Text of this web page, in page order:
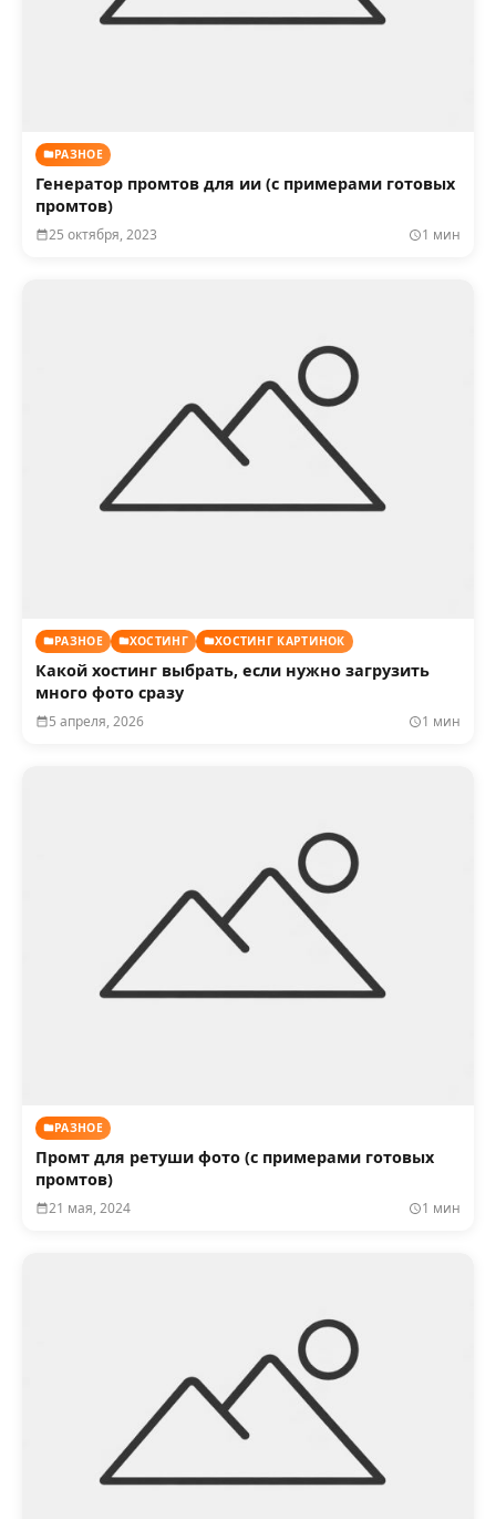
РАЗНОЕ
Генератор промтов для ии (с примерами готовых
промтов)
25 октября, 2023 1 мин
РАЗНОЕ ХОСТИНГ ХОСТИНГ КАРТИНОК
Какой хостинг выбрать, если нужно загрузить
много фото сразу
5 апреля, 2026 1 мин
РАЗНОЕ
Промт для ретуши фото (с примерами готовых
промтов)
21 мая, 2024 1 мин